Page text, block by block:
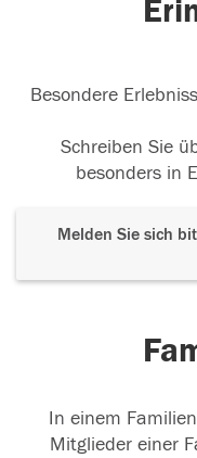
Besondere
Schreiben Sie
besonders in
Melden Sie sich
In einem
Mitglieder einer